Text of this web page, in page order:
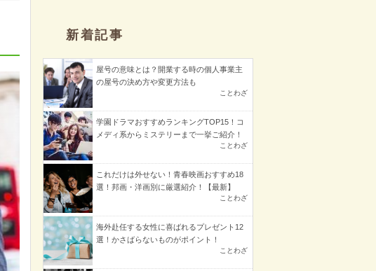
新着記事
屋号の意味とは？開業する時の個人事業主
の屋号の決め方や変更方法も
ことわざ
学園ドラマおすすめランキングTOP15！コ
メディ系からミステリーまで一挙ご紹介！
ことわざ
これだけは外せない！青春映画おすすめ18
選！邦画・洋画別に厳選紹介！【最新】
ことわざ
海外赴任する女性に喜ばれるプレゼント12
選！かさばらないものがポイント！
ことわざ